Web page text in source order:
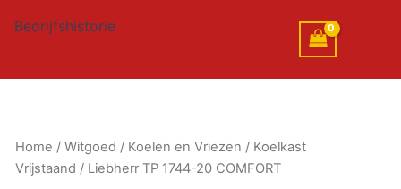
Bedrijfshistorie
Home / Witgoed / Koelen en Vriezen / Koelkast
Vrijstaand / Liebherr TP 1744-20 COMFORT
Liebherr
TP
1744-